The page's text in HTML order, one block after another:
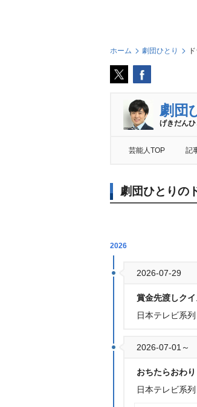
ホーム 劇団ひとり
劇団
げきだんひ
芸能人TOP 記
劇団ひとりの
2026
2026-07-29
賞金先渡しク
日本テレビ系
2026-07-01～
おちたらおわり
日本テレビ系